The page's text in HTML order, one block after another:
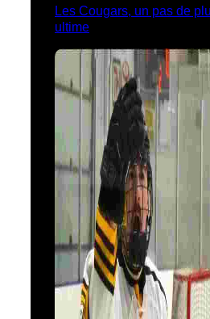
Les Cougars, un pas de
ultime